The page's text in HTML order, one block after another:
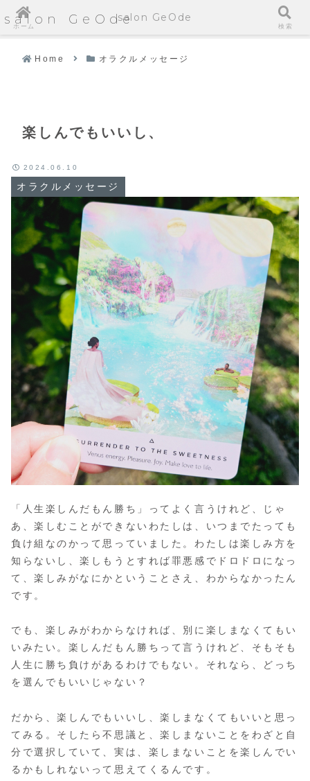
salon GeOde
Home オラクルメッセージ
楽しんでもいいし、
オラクルメッセージ
2024.06.10
「人生楽しんだもん勝ち」ってよく言うけれど、じゃ
あ、楽しむことができないわたしは、いつまでたっても
負け組なのかって思っていました。わたしは楽しみ方を
知らないし、楽しもうとすれば罪悪感でドロドロになっ
て、楽しみがなにかということさえ、わからなかったん
です。
でも、楽しみがわからなければ、別に楽しまなくてもい
いみたい。楽しんだもん勝ちって言うけれど、そもそも
人生に勝ち負けがあるわけでもない。それなら、どっち
を選んでもいいじゃない？
だから、楽しんでもいいし、楽しまなくてもいいと思っ
てみる。そしたら不思議と、楽しまないことをわざと自
分で選択していて、実は、楽しまないことを楽しんでい
るかもしれないって思えてくるんです。
ホーム
salon GeOde
検索